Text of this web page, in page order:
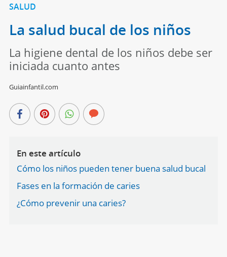
SALUD
La salud bucal de los niños
La higiene dental de los niños debe ser
iniciada cuanto antes
Guiainfantil.com
En este artículo
Cómo los niños pueden tener buena salud bucal
Fases en la formación de caries
¿Cómo prevenir una caries?